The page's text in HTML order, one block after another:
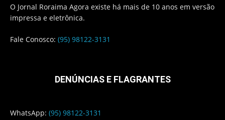
O Jornal Roraima Agora existe há mais de 10 anos em versão
impressa e eletrônica.
Fale Conosco: (95) 98122-3131
DENÚNCIAS E FLAGRANTES
WhatsApp: (95) 98122-3131